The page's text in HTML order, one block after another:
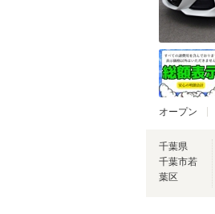
オープン
千葉県
千葉市若
葉区